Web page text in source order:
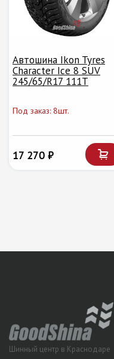
Автошина Ikon Tyres
Character Ice 8 SUV
245/65/R17 111T
Под заказ: 8шт.
17 270 ₽
Шинный центр в Краснодаре